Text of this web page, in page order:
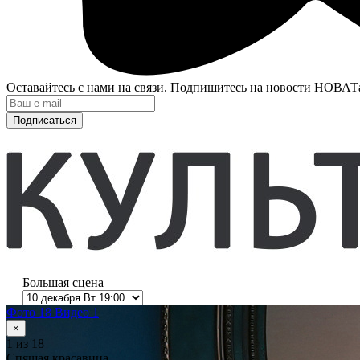
Оставайтесь с нами на связи. Подпишитесь на новости
Подписаться
Большая сцена
Фото 18 Видео 1
×
1 из 18